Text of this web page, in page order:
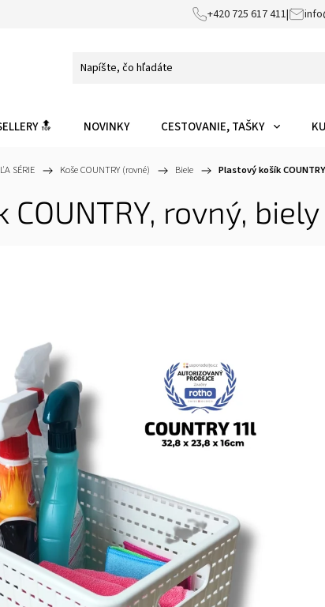
+420 725 617 411|
🔝 NOVINKY CESTOVANIE, TAŠKY
SÉRIE / Koše COUNTRY (rovné) / Biele / Plastový košík
rovný,